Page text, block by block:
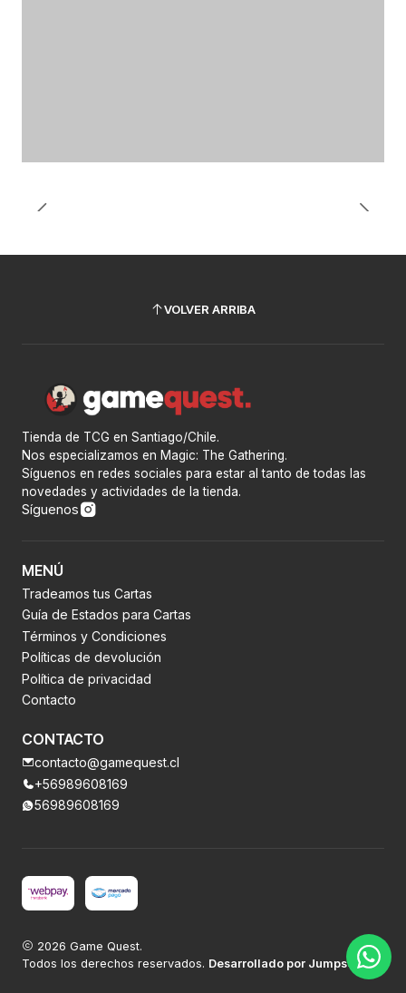
VOLVER ARRIBA
Tienda de TCG en Santiago/Chile.
Nos especializamos en Magic: The Gathering.
Síguenos en redes sociales para estar al tanto de todas las
novedades y actividades de la tienda.
Síguenos
MENÚ
Tradeamos tus Cartas
Guía de Estados para Cartas
Términos y Condiciones
Políticas de devolución
Política de privacidad
Contacto
CONTACTO
contacto@gamequest.cl
+56989608169
56989608169
2026 Game Quest.
Todos los derechos reservados. Desarrollado por Jumpseller.